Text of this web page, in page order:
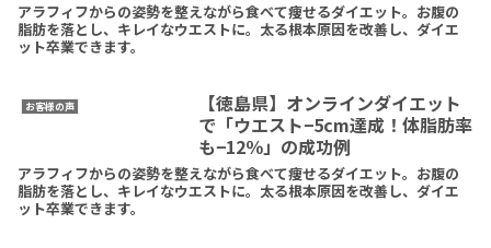
アラフィフからの姿勢を整えながら食べて痩せるダイエット。お腹の
脂肪を落とし、キレイなウエストに。太る根本原因を改善し、ダイエ
ット卒業できます。
お客様の声
【徳島県】オンラインダイエット
で「ウエスト−5cm達成！体脂肪率
も−12％」の成功例
アラフィフからの姿勢を整えながら食べて痩せるダイエット。お腹の
脂肪を落とし、キレイなウエストに。太る根本原因を改善し、ダイエ
ット卒業できます。